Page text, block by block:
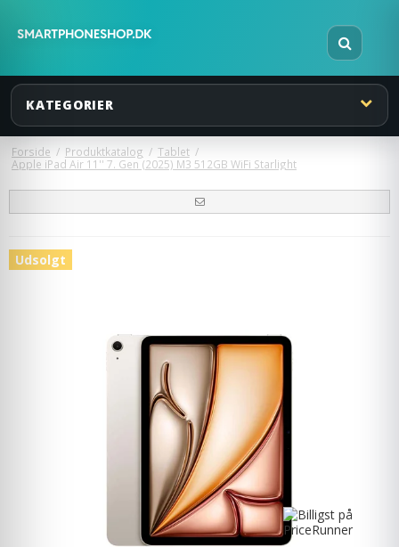
KATEGORIER
Forside / Produktkatalog / Tablet /
Apple iPad Air 11'' 7. Gen (2025) M3 512GB WiFi Starlight
Udsolgt